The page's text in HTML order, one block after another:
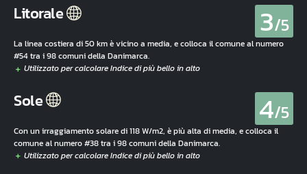
Litorale 3/5
La linea costiera di 50 km è vicino a media, e colloca il comune al numero
#54 tra i 98 comuni della Danimarca.
Sole 4/5
Con un irraggiamento solare di 118 W/m2, è più alta di media, e colloca il
comune al numero #38 tra i 98 comuni della Danimarca.